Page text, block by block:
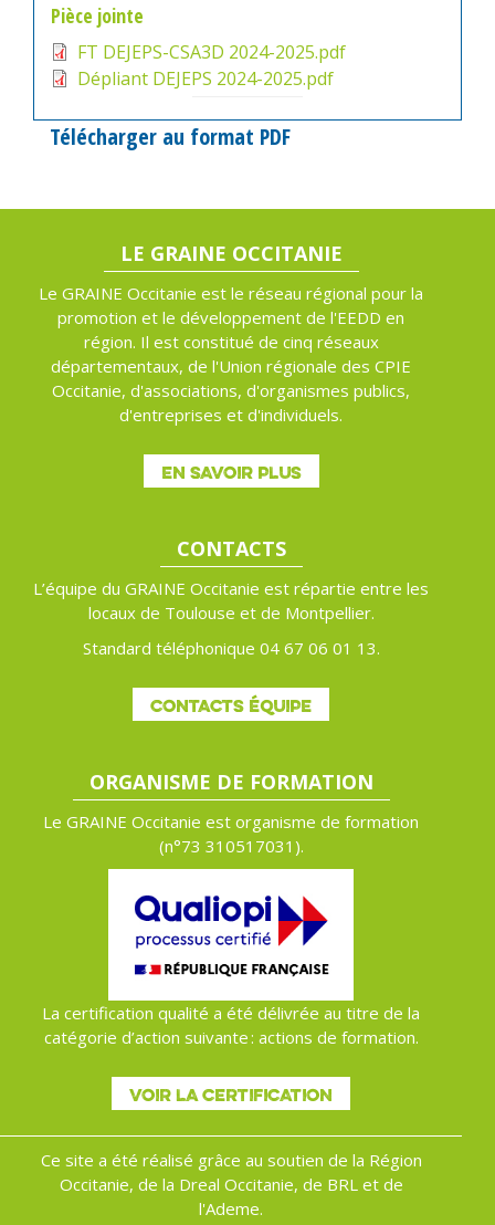
Pièce jointe
FT DEJEPS-CSA3D 2024-2025.pdf
Dépliant DEJEPS 2024-2025.pdf
Télécharger au format PDF
LE GRAINE OCCITANIE
Le GRAINE Occitanie est le réseau régional pour la
promotion et le développement de l'EEDD en
région. Il est constitué de cinq réseaux
départementaux, de l'Union régionale des CPIE
Occitanie, d'associations, d'organismes publics,
d'entreprises et d'individuels.
EN SAVOIR PLUS
CONTACTS
L’équipe du GRAINE Occitanie est répartie entre les
locaux de Toulouse et de Montpellier.
Standard téléphonique 04 67 06 01 13.
CONTACTS ÉQUIPE
ORGANISME DE FORMATION
Le GRAINE Occitanie est organisme de formation
(n°73 310517031).
La certification qualité a été délivrée au titre de la
catégorie d’action suivante : actions de formation.
VOIR LA CERTIFICATION
Ce site a été réalisé grâce au soutien de la Région
Occitanie, de la Dreal Occitanie, de BRL et de
l'Ademe.